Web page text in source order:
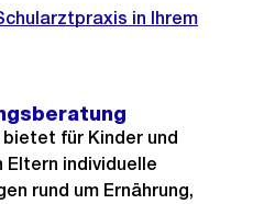
in Ihrem
für Kinder und
Eltern individuelle
rund um Ernährung,